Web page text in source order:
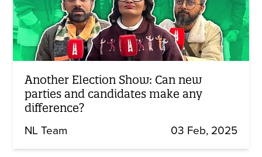
Another Election Show: Can new
parties and candidates make any
difference?
NL Team 03 Feb, 2025